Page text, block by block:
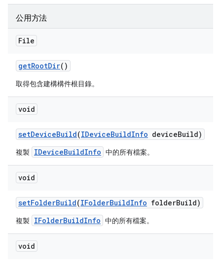
公用方法
File
getRootDir()
取得包含建構構件根目錄。
void
setDeviceBuild(IDeviceBuildInfo deviceBuild)
複製 IDeviceBuildInfo 中的所有檔案。
void
setFolderBuild(IFolderBuildInfo folderBuild)
複製 IFolderBuildInfo 中的所有檔案。
void